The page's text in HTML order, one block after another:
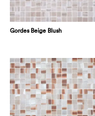
Gordes Beige Blush